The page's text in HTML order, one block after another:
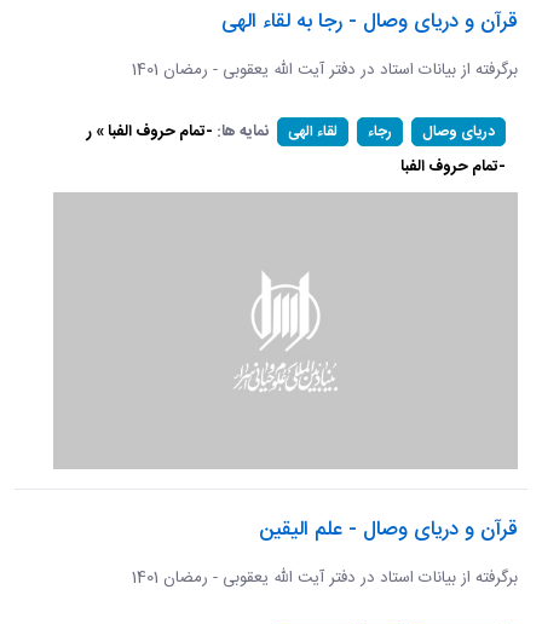
قرآن و دریای وصال - رجا به لقاء الهی
برگرفته از بیانات استاد در دفتر آیت الله یعقوبی - رمضان 1401
دریای وصال رجاء لقاء الهی نمایه ها: -تمام حروف الفبا » ر
-تمام حروف الفبا
قرآن و دریای وصال - علم الیقین
برگرفته از بیانات استاد در دفتر آیت الله یعقوبی - رمضان 1401